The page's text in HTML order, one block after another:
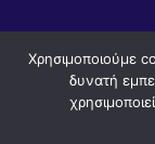
Χρησιμοποιούμε
δυνατή